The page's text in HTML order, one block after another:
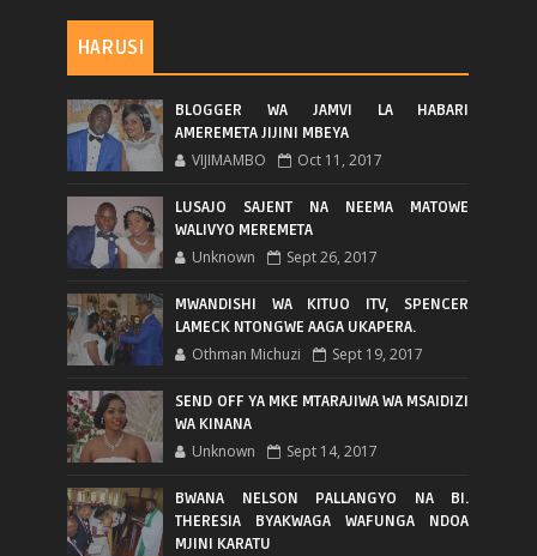
HARUSI
BLOGGER WA JAMVI LA HABARI
AMEREMETA JIJINI MBEYA
VIJIMAMBO Oct 11, 2017
LUSAJO SAJENT NA NEEMA MATOWE
WALIVYO MEREMETA
Unknown Sept 26, 2017
MWANDISHI WA KITUO ITV, SPENCER
LAMECK NTONGWE AAGA UKAPERA.
Othman Michuzi Sept 19, 2017
SEND OFF YA MKE MTARAJIWA WA MSAIDIZI
WA KINANA
Unknown Sept 14, 2017
BWANA NELSON PALLANGYO NA BI.
THERESIA BYAKWAGA WAFUNGA NDOA
MJINI KARATU